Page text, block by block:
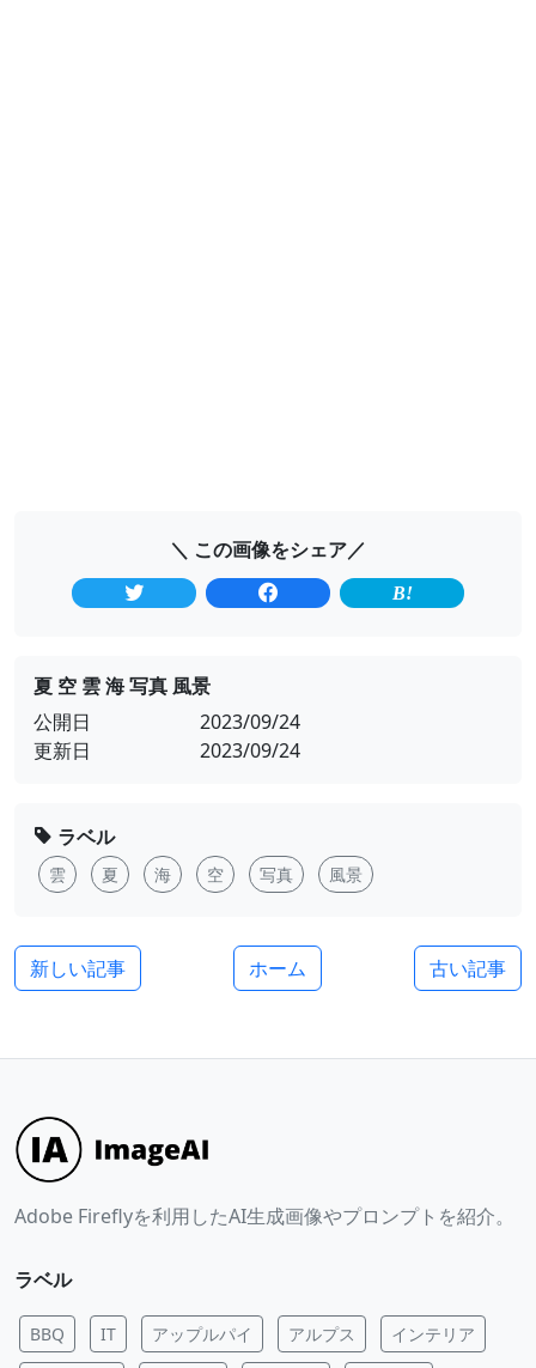
＼ この画像をシェア／
夏 空 雲 海 写真 風景
公開日
2023/09/24
更新日
2023/09/24
ラベル
雲 夏 海 空 写真 風景
新しい記事 ホーム 古い記事
Adobe Fireflyを利用したAI生成画像やプロンプトを紹介。
ラベル
BBQ IT アップルパイ アルプス インテリア